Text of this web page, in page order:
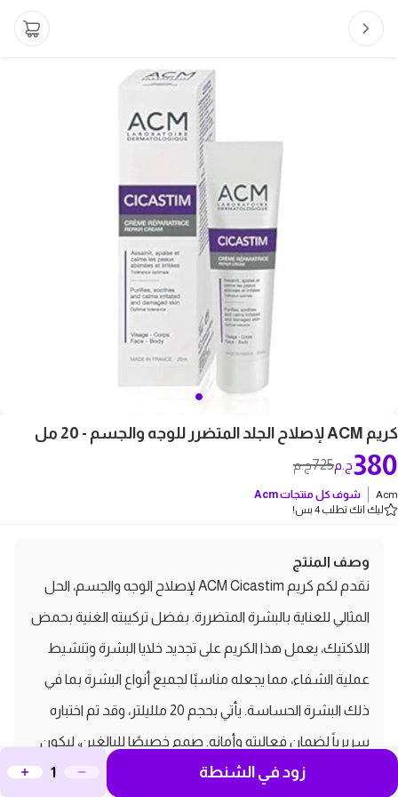
كريم ACM لإصلاح الجلد المتضرر للوجه والجسم - 20 مل
725ج.م 380ج.م
Acm شوف كل منتجاتAcm
ليك انك تطلب 4 بس!
وصف المنتج
نقدم لكم كريم ACM Cicastim لإصلاح الوجه والجسم، الحل
المثالي للعناية بالبشرة المتضررة. بفضل تركيبته الغنية بحمض
اللاكتيك، يعمل هذا الكريم على تجديد خلايا البشرة وتنشيط
عملية الشفاء، مما يجعله مناسبًا لجميع أنواع البشرة بما في
ذلك البشرة الحساسة. يأتي بحجم 20 ملليلتر، وقد تم اختباره
سريرياً لضمان فعاليته وأمانه. صمم خصيصًا للبالغين، ليكون
رفيقك المثالي في رحلة العناية ببشرتك واستعادة نضارتها.
زود في الشنطة